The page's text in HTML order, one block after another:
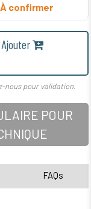
À confirmer
Ajouter
pour validation.
POUR
FAQs